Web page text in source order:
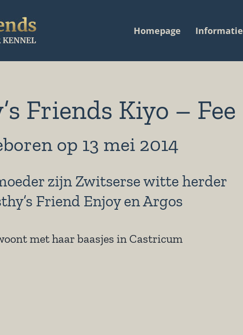
Homepage Informatie
Friends Kiyo – Fee
op 13 mei 2014
zijn Zwitserse witte herder
Friend Enjoy en Argos
met haar baasjes in Castricum